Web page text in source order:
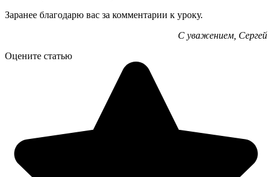
Заранее благодарю вас за комментарии к уроку.
С уважением, Сергей
Оцените статью